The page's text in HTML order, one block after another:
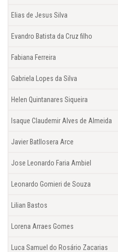
Elias de Jesus Silva
Evandro Batista da Cruz filho
Fabiana Ferreira
Gabriela Lopes da Silva
Helen Quintanares Siqueira
Isaque Claudemir Alves de Almeida
Javier Batllosera Arce
Jose Leonardo Faria Ambiel
Leonardo Gomieri de Souza
Lilian Bastos
Lorena Arraes Gomes
Luca Samuel do Rosário Zacarias